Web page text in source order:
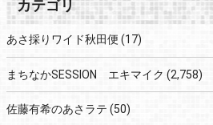
カテゴリ
あさ採りワイド秋田便 (17)
まちなかSESSION エキマイク (2,758)
佐藤有希のあさラテ (50)